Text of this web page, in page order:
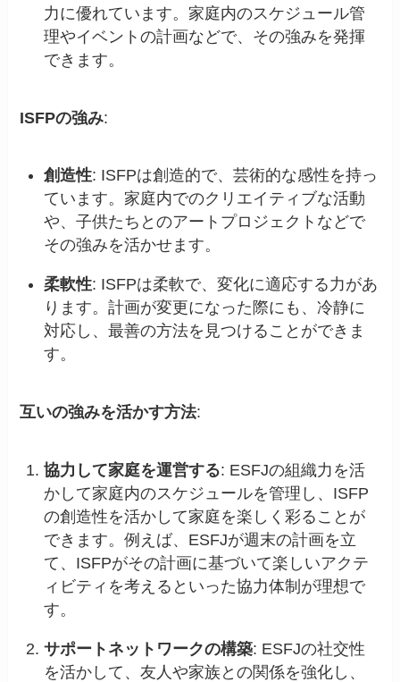
力に優れています。家庭内のスケジュール管
理やイベントの計画などで、その強みを発揮
できます。
ISFPの強み:
創造性: ISFPは創造的で、芸術的な感性を持っ
ています。家庭内でのクリエイティブな活動
や、子供たちとのアートプロジェクトなどで
その強みを活かせます。
柔軟性: ISFPは柔軟で、変化に適応する力があ
ります。計画が変更になった際にも、冷静に
対応し、最善の方法を見つけることができま
す。
互いの強みを活かす方法:
協力して家庭を運営する: ESFJの組織力を活
かして家庭内のスケジュールを管理し、ISFP
の創造性を活かして家庭を楽しく彩ることが
できます。例えば、ESFJが週末の計画を立
て、ISFPがその計画に基づいて楽しいアクテ
ィビティを考えるといった協力体制が理想で
す。
サポートネットワークの構築: ESFJの社交性
を活かして、友人や家族との関係を強化し、